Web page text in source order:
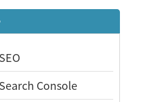
Console